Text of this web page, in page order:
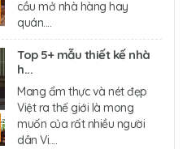
cầu mở nhà hàng hay
quán....
Top 5+ mẫu thiết kế nhà
h...
Mang ẩm thực và nét đẹp
Việt ra thế giới là mong
muốn của rất nhiều người
dân Vi....